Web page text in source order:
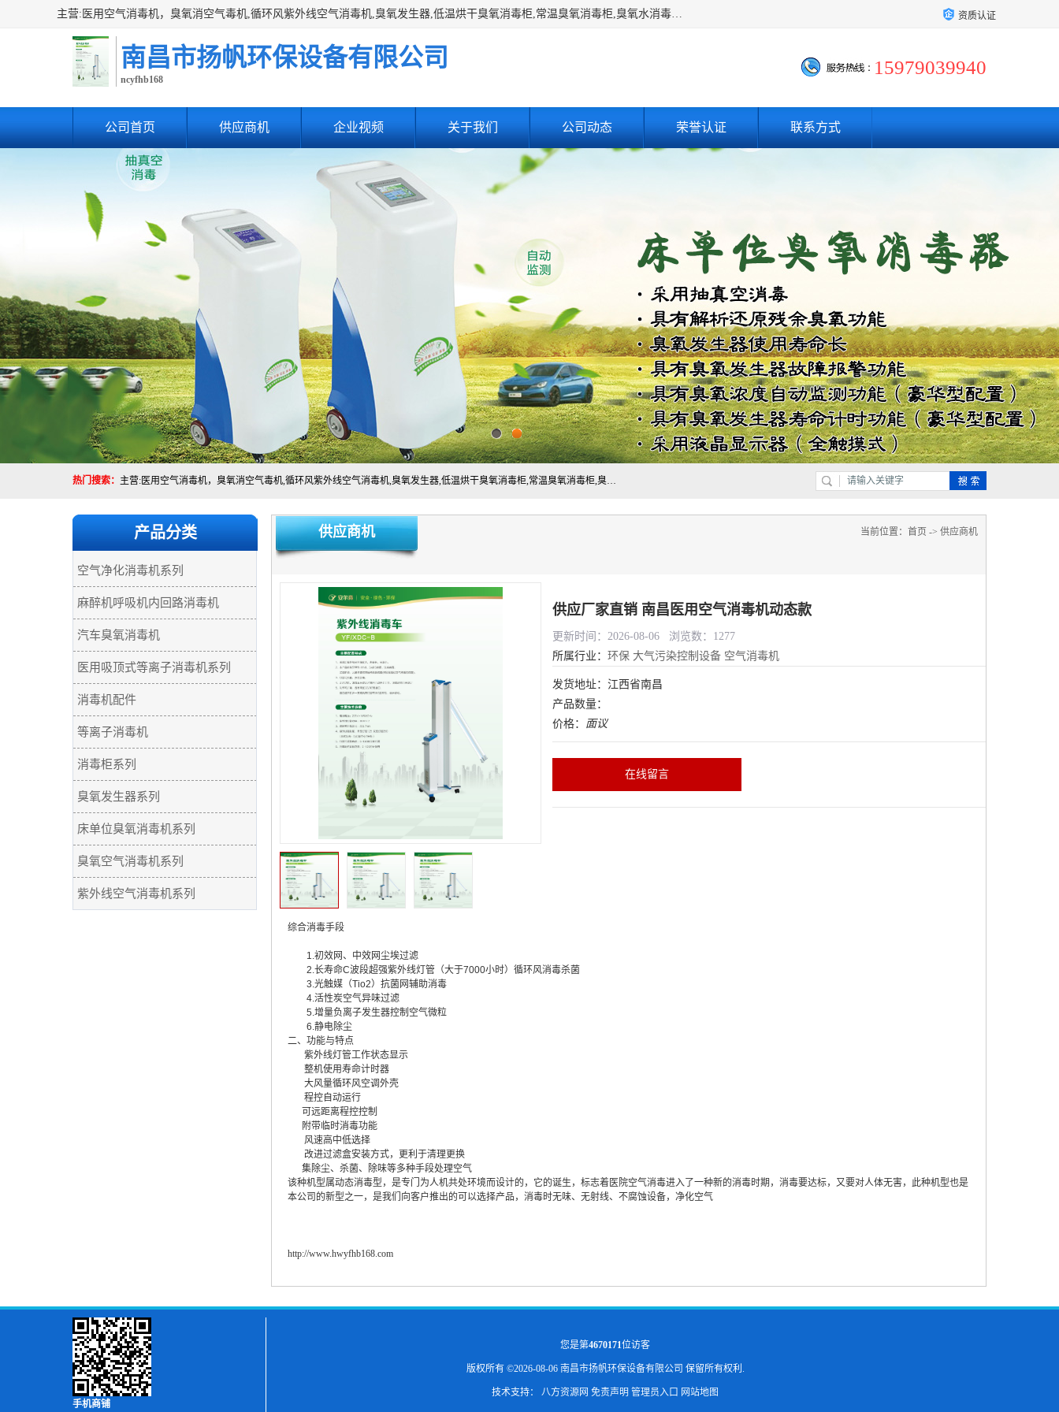
主营:医用空气消毒机，臭氧消空气毒机,循环风紫外线空气消毒机,臭氧发生器,低温烘干臭氧消毒柜,常温臭氧消毒柜,臭氧水消毒机,管道容器臭氧消毒机,内置式臭氧消毒机,外置式臭氧消毒机,床单位臭氧消毒器。医用工作服灭菌柜，医用拖鞋消毒柜,麻醉机内管路消毒机，呼吸机回路消毒机 资质认证
南昌市扬帆环保设备有限公司
ncyfhb168
15979039940
公司首页 供应商机 企业视频 关于我们 公司动态 荣誉认证 联系方式
热门搜索： 主营:医用空气消毒机，臭氧消空气毒机,循环风紫外线空气消毒机,臭氧发生器,低温烘干臭氧消毒柜,常温臭氧消毒柜,臭氧水消毒机,管道容器臭氧消毒机,内置式臭氧消毒机,外置式臭氧消毒机,床单位臭氧消毒器。医用工作服灭菌柜，医用拖鞋消毒柜,麻醉机内管路消毒机，呼吸机回路消毒机
产品分类
空气净化消毒机系列
麻醉机呼吸机内回路消毒机
汽车臭氧消毒机
医用吸顶式等离子消毒机系列
消毒机配件
等离子消毒机
消毒柜系列
臭氧发生器系列
床单位臭氧消毒机系列
臭氧空气消毒机系列
紫外线空气消毒机系列
供应商机 当前位置： 首页 -> 供应商机
供应厂家直销 南昌医用空气消毒机动态款
更新时间：2026-08-06 浏览数：1277
所属行业： 环保 大气污染控制设备 空气消毒机
发货地址：江西省南昌
产品数量：
价格： 面议
在线留言
综合消毒手段
1.初效网、中效网尘埃过滤
2.长寿命C波段超强紫外线灯管（大于7000小时）循环风消毒杀菌
3.光触媒（Tio2）抗菌网辅助消毒
4.活性炭空气异味过滤
5.增量负离子发生器控制空气微粒
6.静电除尘
二、功能与特点
紫外线灯管工作状态显示
整机使用寿命计时器
大风量循环风空调外壳
程控自动运行
可远距离程控控制
附带临时消毒功能
风速高中低选择
改进过滤盒安装方式，更利于清理更换
集除尘、杀菌、除味等多种手段处理空气
该种机型属动态消毒型，是专门为人机共处环境而设计的，它的诞生，标志着医院空气消毒进入了一种新的消毒时期，消毒要达标，又要对人体无害，此种机型也是
本公司的新型之一，是我们向客户推出的可以选择产品，消毒时无味、无射线、不腐蚀设备，净化空气
http://www.hwyfhb168.com
手机商铺
您是第4670171位访客
版权所有 ©2026-08-06 南昌市扬帆环保设备有限公司 保留所有权利.
技术支持： 八方资源网 免责声明 管理员入口 网站地图